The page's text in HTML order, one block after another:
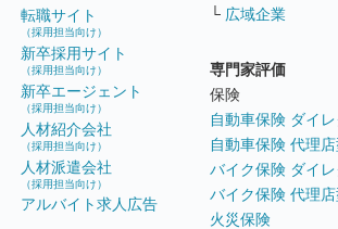
転職サイト
（採用担当向け）
新卒採用サイト
（採用担当向け）
新卒エージェント
（採用担当向け）
人材紹介会社
（採用担当向け）
人材派遣会社
（採用担当向け）
アルバイト求人広告
└ 広域企業
専門家評価
保険
自動車保険 ダイ
自動車保険 代理店
バイク保険 ダイ
バイク保険 代理店
火災保険